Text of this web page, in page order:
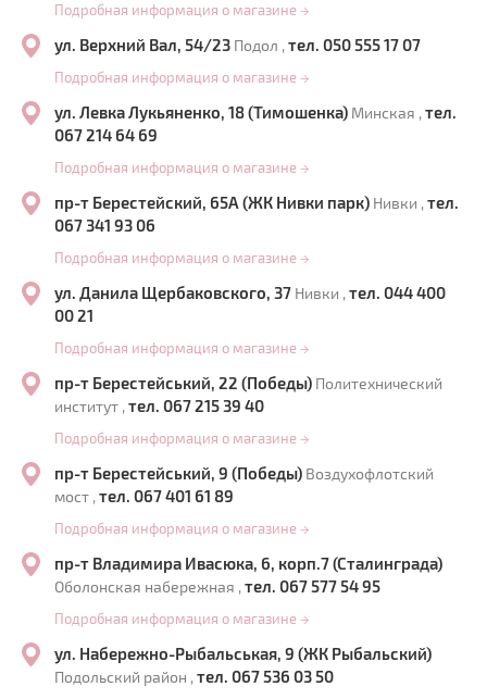
Подробная информация о магазине →
ул. Верхний Вал, 54/23 Подол , тел. 050 555 17 07
Подробная информация о магазине →
ул. Левка Лукьяненко, 18 (Тимошенка) Минская , тел.
067 214 64 69
Подробная информация о магазине →
пр-т Берестейский, 65А (ЖК Нивки парк) Нивки , тел.
067 341 93 06
Подробная информация о магазине →
ул. Данила Щербаковского, 37 Нивки , тел. 044 400
00 21
Подробная информация о магазине →
пр-т Берестейський, 22 (Победы) Политехнический
институт , тел. 067 215 39 40
Подробная информация о магазине →
пр-т Берестейський, 9 (Победы) Воздухофлотский
мост , тел. 067 401 61 89
Подробная информация о магазине →
пр-т Владимира Ивасюка, 6, корп.7 (Сталинграда)
Оболонская набережная , тел. 067 577 54 95
Подробная информация о магазине →
ул. Набережно-Рыбальськая, 9 (ЖК Рыбальский)
Подольский район , тел. 067 536 03 50